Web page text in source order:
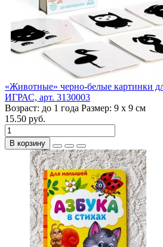
«Животные» черно-белые картинки
ИГРАС, арт. 3130003
Возраст: до 1 года Размер: 9 х 9 см
15.50 руб.
В корзину